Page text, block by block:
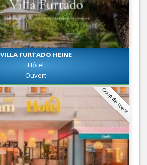
VILLA FURTADO HEINE
Hôtel
Ouvert
Coup de coeur